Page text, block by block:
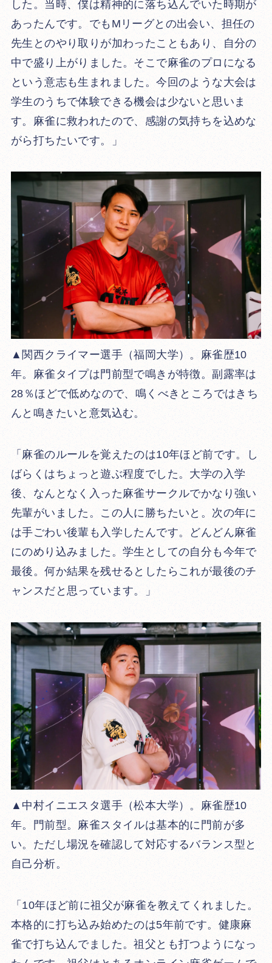
した。当時、僕は精神的に落ち込んでいた時期が
あったんです。でもMリーグとの出会い、担任の
先生とのやり取りが加わったこともあり、自分の
中で盛り上がりました。そこで麻雀のプロになる
という意志も生まれました。今回のような大会は
学生のうちで体験できる機会は少ないと思いま
す。麻雀に救われたので、感謝の気持ちを込めな
がら打ちたいです。」
▲関西クライマー選手（福岡大学）。麻雀歴10
年。麻雀タイプは門前型で鳴きが特徴。副露率は
28％ほどで低めなので、鳴くべきところではきち
んと鳴きたいと意気込む。
「麻雀のルールを覚えたのは10年ほど前です。し
ばらくはちょっと遊ぶ程度でした。大学の入学
後、なんとなく入った麻雀サークルでかなり強い
先輩がいました。この人に勝ちたいと。次の年に
は手ごわい後輩も入学したんです。どんどん麻雀
にのめり込みました。学生としての自分も今年で
最後。何か結果を残せるとしたらこれが最後のチ
ャンスだと思っています。」
▲中村イニエスタ選手（松本大学）。麻雀歴10
年。門前型。麻雀スタイルは基本的に門前が多
い。ただし場況を確認して対応するバランス型と
自己分析。
「10年ほど前に祖父が麻雀を教えてくれました。
本格的に打ち込み始めたのは5年前です。健康麻
雀で打ち込んでました。祖父とも打つようになっ